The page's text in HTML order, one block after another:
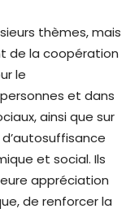
thèmes, mais
de la coopération
le
et dans
ainsi que sur
et social. Ils
appréciation
de renforcer la